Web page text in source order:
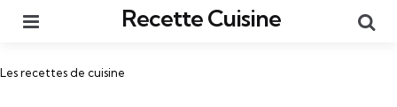
Recette Cuisine
Catégories
Les recettes de cuisine